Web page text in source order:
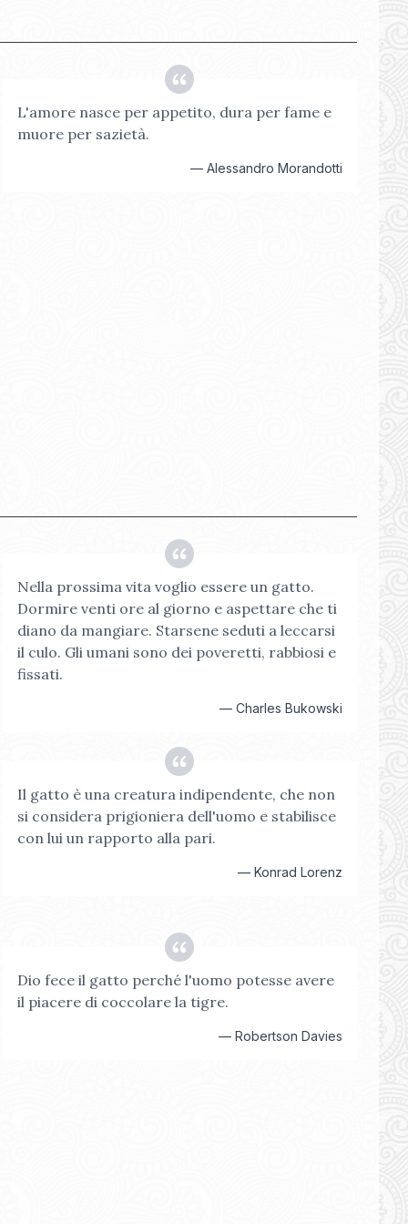
L'amore nasce per appetito, dura per fame e
muore per sazietà.
— Alessandro Morandotti
Nella prossima vita voglio essere un gatto.
Dormire venti ore al giorno e aspettare che ti
diano da mangiare. Starsene seduti a leccarsi
il culo. Gli umani sono dei poveretti, rabbiosi e
fissati.
— Charles Bukowski
Il gatto è una creatura indipendente, che non
si considera prigioniera dell'uomo e stabilisce
con lui un rapporto alla pari.
— Konrad Lorenz
Dio fece il gatto perché l'uomo potesse avere
il piacere di coccolare la tigre.
— Robertson Davies